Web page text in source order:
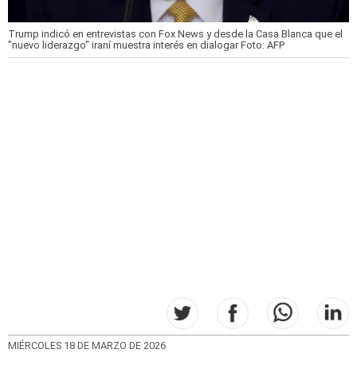
Trump indicó en entrevistas con Fox News y desde la Casa Blanca que el
"nuevo liderazgo" iraní muestra interés en dialogar Foto: AFP
MIÉRCOLES 18 DE MARZO DE 2026